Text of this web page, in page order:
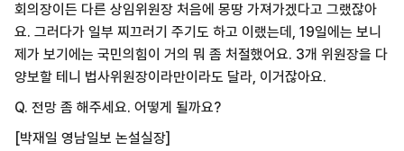
회의장이든 다른 상임위원장 처음에 몽땅 가져가겠다고 그랬잖아
요. 그러다가 일부 찌끄러기 주기도 하고 이랬는데, 19일에는 보니
제가 보기에는 국민의힘이 거의 뭐 좀 처절했어요. 3개 위원장을 다
양보할 테니 법사위원장이라만이라도 달라, 이거잖아요.
Q. 전망 좀 해주세요. 어떻게 될까요?
[박재일 영남일보 논설실장]